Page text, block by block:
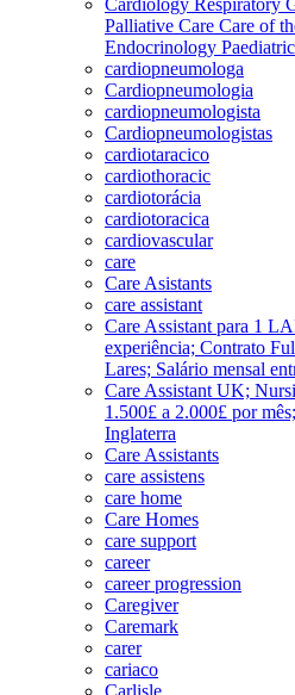
Palliative Care Care of
Endocrinology
cardiopneumologa
Cardiopneumologia
cardiopneumologista
Cardiopneumologistas
cardiotaracico
cardiothoracic
cardiotorácia
cardiotoracica
cardiovascular
care
Care Asistants
care assistant
Care Assistant para 1
experiência; Contrato
Lares; Salário mensal
Care Assistant UK;
1.500£ a 2.000£ por
Inglaterra
Care Assistants
care assistens
care home
Care Homes
care support
career
career progression
Caregiver
Caremark
carer
cariaco
Carlisle